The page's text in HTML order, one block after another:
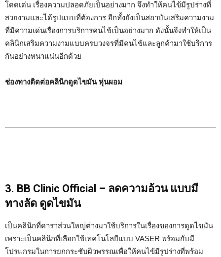
โดดเด่น เรื่องความปลอดภัยเป็นอย่างมาก จึงทำให้คนไข้มีรูปร่างที่
สวยงามและได้รูปแบบที่ต้องการ อีกทั้งยังเป็นสถาบันเสริมความงาม
ที่มีความเด่นเรื่องการบริการคนไข้เป็นอย่างมาก ดังนั้นจึงทำให้เป็น
คลินิกเสริมความงามแบบครบวงจรที่มีคนไข้และลูกค้ามาใช้บริการ
กันอย่างหนาแน่นอีกด้วย
ช่องทางติดต่อคลินิกดูดไขมัน หุ่นผอม
–
3. BB Clinic Official – ลดความอ้วน แบบมี
ทางลัด ดูดไขมัน
เป็นคลินิกที่ดาราส่วนใหญ่ต่างมาใช้บริการในเรื่องของการดูดไขมัน
เพราะเป็นคลินิกที่เลือกใช้เทคโนโลยีแบบ VASER พร้อมกับมี
โปรแกรมในการยกกระชับผิวพรรณเพื่อให้คนไข้มีรูปร่างที่พร้อม